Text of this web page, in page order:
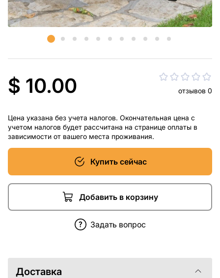
$ 10.00 отзывов 0
Цена указана без учета налогов. Окончательная цена с
учетом налогов будет рассчитана на странице оплаты в
зависимости от вашего места проживания.
Купить сейчас
Добавить в корзину
Задать вопрос
Доставка